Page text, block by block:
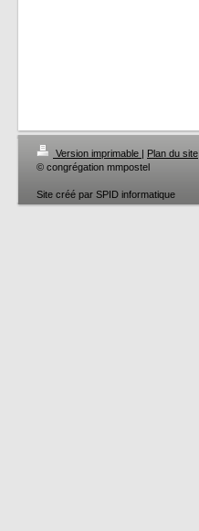
Version imprimable | Plan du site
© congrégation mmpostel
Site créé par SPID informatique